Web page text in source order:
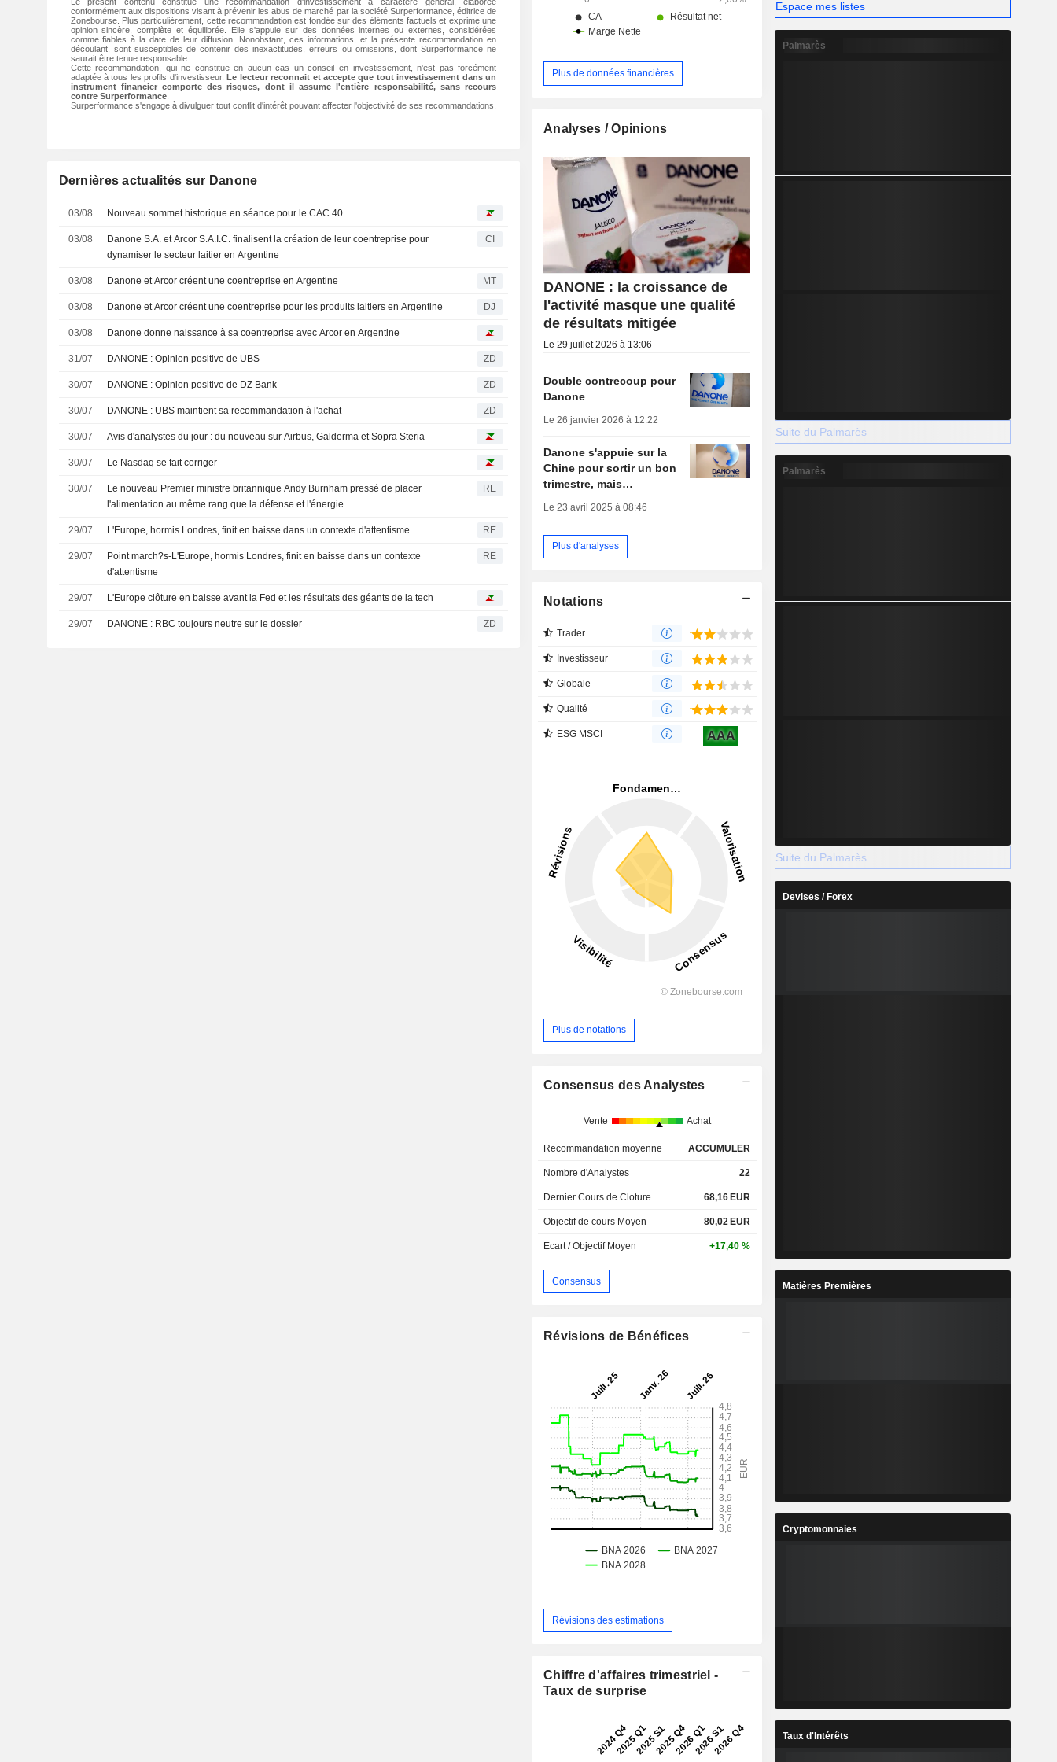
conformément aux dispositions visant à prévenir les abus de marché par la société Surperformance, éditrice de
Zonebourse. Plus particulièrement, cette recommandation est fondée sur des éléments factuels et exprime une
opinion sincère, complète et équilibrée. Elle s'appuie sur des données internes ou externes, considérées
comme fiables à la date de leur diffusion. Nonobstant, ces informations, et la présente recommandation en
découlant, sont susceptibles de contenir des inexactitudes, erreurs ou omissions, dont Surperformance ne
saurait être tenue responsable.
Cette recommandation, qui ne constitue en aucun cas un conseil en investissement, n'est pas forcément
adaptée à tous les profils d'investisseur.Le lecteur reconnait et accepte que tout investissement dans un
instrument financier comporte des risques, dont il assume l'entière responsabilité, sans recours
contre Surperformance.
Surperformance s'engage à divulguer tout conflit d'intérêt pouvant affecter l'objectivité de ses recommandations.
Dernières actualités sur Danone
03/08 Nouveau sommet historique en séance pour le CAC 40
03/08
Danone S.A. et Arcor S.A.I.C. finalisent la création de leur coentreprise pour
dynamiser le secteur laitier en Argentine
CI
03/08 Danone et Arcor créent une coentreprise en Argentine MT
03/08 Danone et Arcor créent une coentreprise pour les produits laitiers en Argentine DJ
03/08 Danone donne naissance à sa coentreprise avec Arcor en Argentine
31/07 DANONE : Opinion positive de UBS ZD
30/07 DANONE : Opinion positive de DZ Bank ZD
30/07 DANONE : UBS maintient sa recommandation à l'achat ZD
30/07 Avis d'analystes du jour : du nouveau sur Airbus, Galderma et Sopra Steria
30/07 Le Nasdaq se fait corriger
30/07
Le nouveau Premier ministre britannique Andy Burnham pressé de placer
l'alimentation au même rang que la défense et l'énergie
RE
29/07 L'Europe, hormis Londres, finit en baisse dans un contexte d'attentisme RE
29/07
Point march?s-L'Europe, hormis Londres, finit en baisse dans un contexte
d'attentisme
RE
29/07 L'Europe clôture en baisse avant la Fed et les résultats des géants de la tech
29/07 DANONE : RBC toujours neutre sur le dossier ZD
Plus de données financières
Analyses / Opinions
DANONE : la croissance de
l'activité masque une qualité
de résultats mitigée
Le 29 juillet 2026 à 13:06
Double contrecoup pour
Danone
Le 26 janvier 2026 à 12:22
Danone s'appuie sur la
Chine pour sortir un bon
trimestre, mais…
Le 23 avril 2025 à 08:46
Plus d'analyses
Notations
Trader
Investisseur
Globale
Qualité
ESG MSCI AAA
Plus de notations
Consensus des Analystes
Vente Achat
Recommandation moyenne ACCUMULER
Nombre d'Analystes 22
Dernier Cours de Cloture 68,16 EUR
Objectif de cours Moyen 80,02 EUR
Ecart / Objectif Moyen +17,40 %
Consensus
Révisions de Bénéfices
Révisions des estimations
Chiffre d'affaires trimestriel -
Taux de surprise
Espace mes listes
Palmarès
Suite du Palmarès
Palmarès
Suite du Palmarès
Devises / Forex
Matières Premières
Cryptomonnaies
Taux d'Intérêts